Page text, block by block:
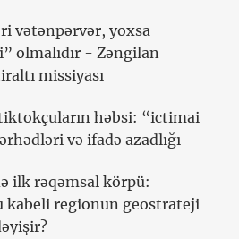
vətənpərvər, yoxsa
olmalıdır - Zəngilan
missiyası
həbsi: “ictimai
və ifadə azadlığı
ilk rəqəmsal körpü:
kabeli regionun geostrateji